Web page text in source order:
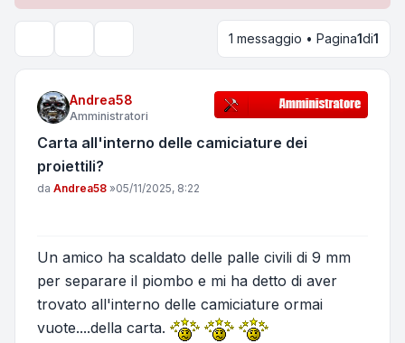
1 messaggio • Pagina1di1
Andrea58
Amministratori
Carta all'interno delle camiciature dei
proiettili?
Messaggio
da Andrea58 »05/11/2025, 8:22
Un amico ha scaldato delle palle civili di 9 mm
per separare il piombo e mi ha detto di aver
trovato all'interno delle camiciature ormai
vuote....della carta.